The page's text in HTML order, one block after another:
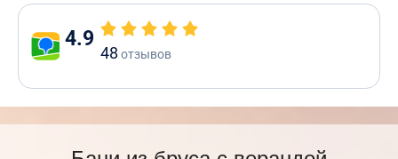
4.9
48 отзывов